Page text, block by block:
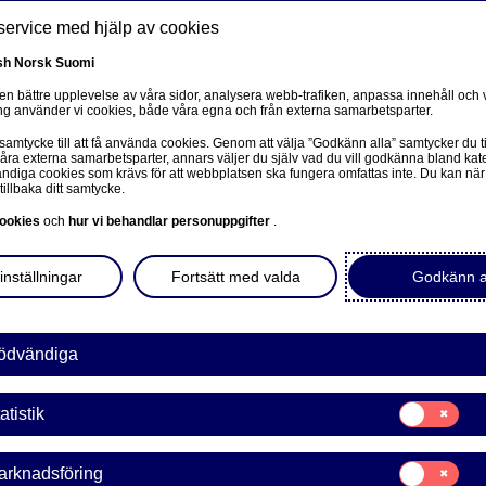
Om oss Investerare Nyheter & insikter
Bank Abp: Återköp av
med hjälp av cookies
Norsk Suomi
bättre upplevelse av våra sidor, analysera webb-trafiken, anpassa innehåll och
använder vi cookies, både våra egna och från externa samarbetsparter.
till att få använda cookies. Genom att välja ”Godkänn alla” samtycker du
externa samarbetsparter, annars väljer du själv vad du vill godkänna bland
cookies som krävs för att webbplatsen ska fungera omfattas inte. Du kan
ditt samtycke.
och hur vi behandlar personuppgifter .
Godkänn
Fortsätt med valda
Samtycke
för:
Statistik
Samtycke